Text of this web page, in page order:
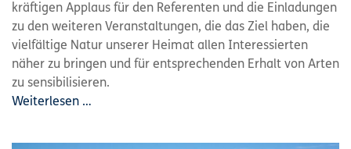
kräftigen Applaus für den Referenten und die Einladungen
zu den weiteren Veranstaltungen, die das Ziel haben, die
vielfältige Natur unserer Heimat allen Interessierten
näher zu bringen und für entsprechenden Erhalt von Arten
zu sensibilisieren.
Weiterlesen …